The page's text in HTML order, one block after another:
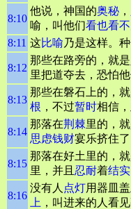
8:10
他说，神国的奥秘 ，
喻，叫他们看也看
8:11 这比喻乃是这样。
8:12
那些在路旁的，就
里把道夺去，恐怕
8:13
那些在磐石上的，
根 ，不过暂时相信
8:14
那落在荆棘里的，
思虑钱财宴乐挤住
8:15
那落在好土里的，
里，并且 忍耐着结实
8:16
没有人 点灯用器皿
上 ，叫进来的人看见